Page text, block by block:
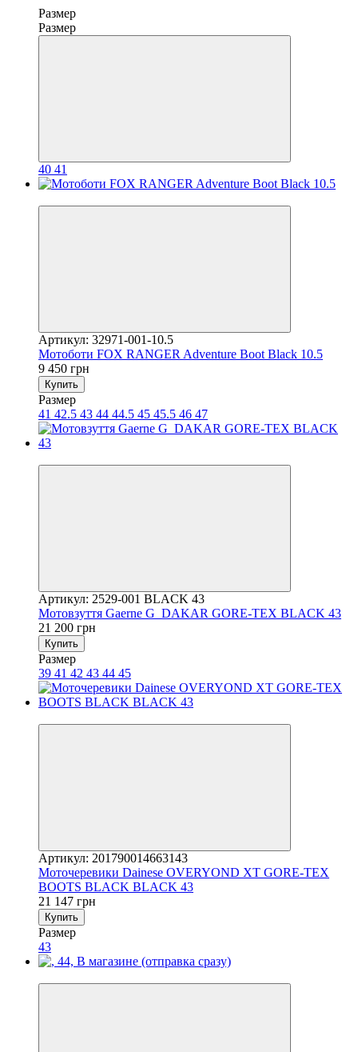
Размер
Размер
40 41
Артикул: 32971-001-10.5
Мотоботи FOX RANGER Adventure Boot Black 10.5
9 450 грн
Купить
Размер
41 42.5 43 44 44.5 45 45.5 46 47
Артикул: 2529-001 BLACK 43
Мотовзуття Gaerne G_DAKAR GORE-TEX BLACK 43
21 200 грн
Купить
Размер
39 41 42 43 44 45
Артикул: 201790014663143
Моточеревики Dainese OVERYOND XT GORE-TEX
BOOTS BLACK BLACK 43
21 147 грн
Купить
Размер
43